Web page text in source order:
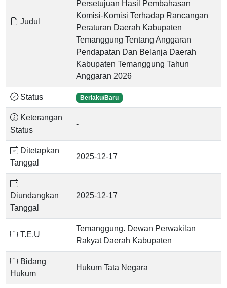
Judul
Persetujuan Hasil Pembahasan
Komisi-Komisi Terhadap Rancangan
Peraturan Daerah Kabupaten
Temanggung Tentang Anggaran
Pendapatan Dan Belanja Daerah
Kabupaten Temanggung Tahun
Anggaran 2026
Status Berlaku/Baru
Keterangan
Status
-
Ditetapkan
Tanggal
2025-12-17
Diundangkan
Tanggal
2025-12-17
T.E.U
Temanggung. Dewan Perwakilan
Rakyat Daerah Kabupaten
Bidang
Hukum
Hukum Tata Negara